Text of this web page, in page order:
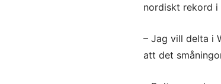
nordiskt rekord i
– Jag vill delta i
att det